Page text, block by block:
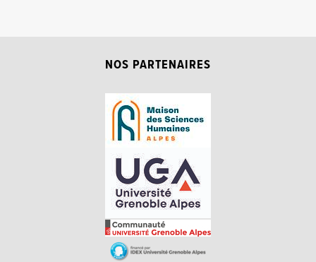
NOS PARTENAIRES